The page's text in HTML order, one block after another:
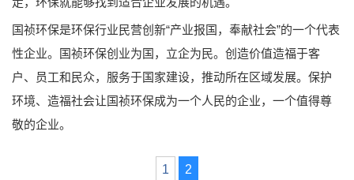
国祯环保是环保行业民营创新“产业报国，奉献社会”的一个代表
性企业。国祯环保创业为国，立企为民。创造价值造福于客
户、员工和民众，服务于国家建设，推动所在区域发展。保护
环境、造福社会让国祯环保成为一个人民的企业，一个值得尊
敬的企业。
1 2